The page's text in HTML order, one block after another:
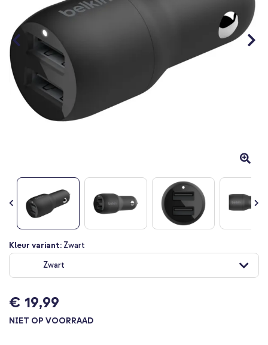
Ga
naar
begin
de
afbeeldingen-
gallerij
Kleur variant:Zwart
Zwart
€ 19,99
NIET OP VOORRAAD